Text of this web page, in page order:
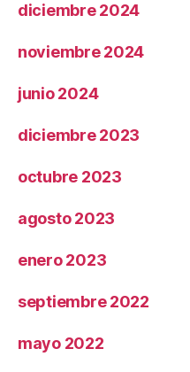
diciembre 2024
noviembre 2024
junio 2024
diciembre 2023
octubre 2023
agosto 2023
enero 2023
septiembre 2022
mayo 2022